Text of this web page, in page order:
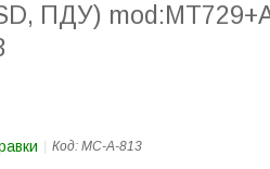
ПДУ)
Код: MC-A-813